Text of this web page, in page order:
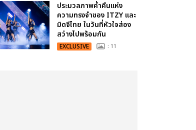
ประมวลภาพค่ำคืนแห่ง
ความทรงจำของ ITZY และ
มิดจีไทย ในวันที่หัวใจส่อง
สว่างไปพร้อมกัน
EXCLUSIVE : 11